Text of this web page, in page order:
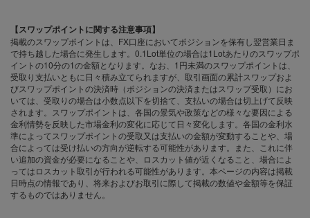
【スワップポイントに関する注意事項】
掲載のスワップポイントは、FX口座においてポジションを保有し翌営業日ま
で持ち越した場合に発生します。0.1Lot単位の場合は1Lotあたりのスワップポ
イントの10分の1の金額となります。なお、1円未満のスワップポイントは、
受取り支払いともに日々積み立てられますが、取引画面の累計スワップおよ
びスワップポイントの決済時（ポジションの決済またはスワップ受取）にお
いては、受取りの場合は小数点以下を切捨て、支払いの場合は切上げて反映
されます。スワップポイントは、各国の景気や政策などの様々な要因による
金利情勢を反映した市場金利の変化に応じて日々変化します。各国の金利水
準によってスワップポイントの受取又は支払いの金額が変動することや、場
合によっては受け払いの方向が逆転する可能性があります。また、これに伴
い追加の資金が必要になることや、ロスカット値が近くなること、場合によ
ってはロスカット取引が行われる可能性があります。本ページの内容は掲載
日時点の情報であり、将来およびお取引に際して掲載の数値や金額等を保証
するものではありません。